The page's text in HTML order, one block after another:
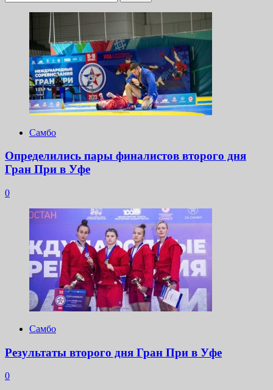
Самбо
Определились пары финалистов второго дня
Гран При в Уфе
0
Самбо
Результаты второго дня Гран При в Уфе
0